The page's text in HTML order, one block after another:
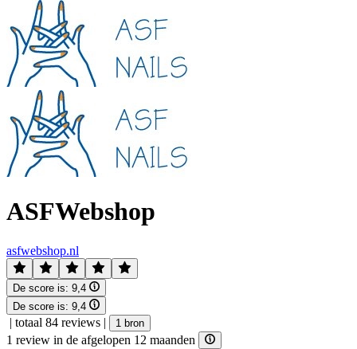
ASFWebshop
asfwebshop.nl
De score is: 9,4
De score is: 9,4
| totaal 84 reviews | 1 bron
1 review in de afgelopen 12 maanden